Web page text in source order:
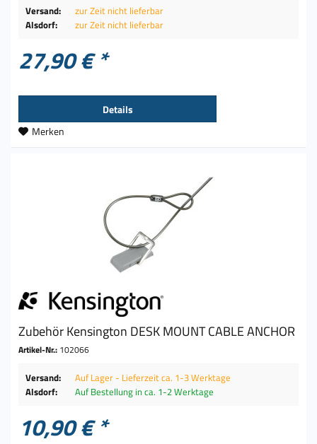
Versand:
zur Zeit nicht lieferbar
Alsdorf:
zur Zeit nicht lieferbar
27,90 € *
Details
Merken
Zubehör Kensington DESK MOUNT CABLE ANCHOR
Artikel-Nr.: 102066
Versand:
Auf Lager - Lieferzeit ca. 1-3 Werktage
Alsdorf:
Auf Bestellung in ca. 1-2 Werktage
10,90 € *